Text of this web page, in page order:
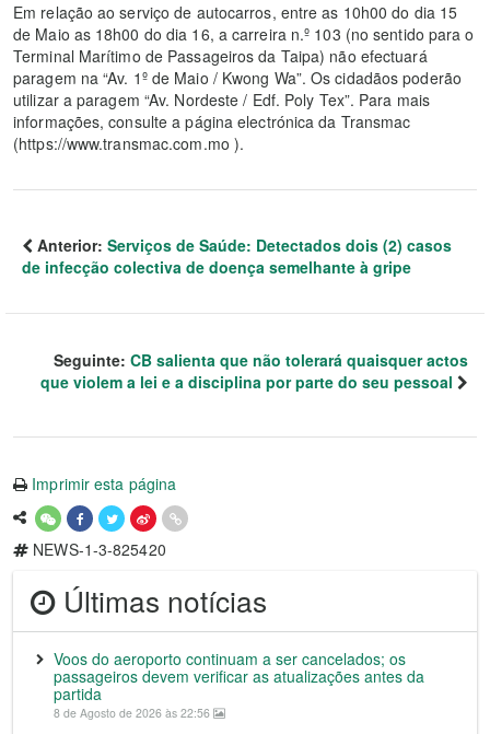
Em relação ao serviço de autocarros, entre as 10h00 do dia 15
de Maio as 18h00 do dia 16, a carreira n.º 103 (no sentido para o
Terminal Marítimo de Passageiros da Taipa) não efectuará
paragem na “Av. 1º de Maio / Kwong Wa”. Os cidadãos poderão
utilizar a paragem “Av. Nordeste / Edf. Poly Tex”. Para mais
informações, consulte a página electrónica da Transmac
(https://www.transmac.com.mo ).
Anterior: Serviços de Saúde: Detectados dois (2) casos
de infecção colectiva de doença semelhante à gripe
Seguinte: CB salienta que não tolerará quaisquer actos
que violem a lei e a disciplina por parte do seu pessoal
Imprimir esta página
NEWS-1-3-825420
Últimas notícias
Voos do aeroporto continuam a ser cancelados; os
passageiros devem verificar as atualizações antes da
partida
8 de Agosto de 2026 às 22:56